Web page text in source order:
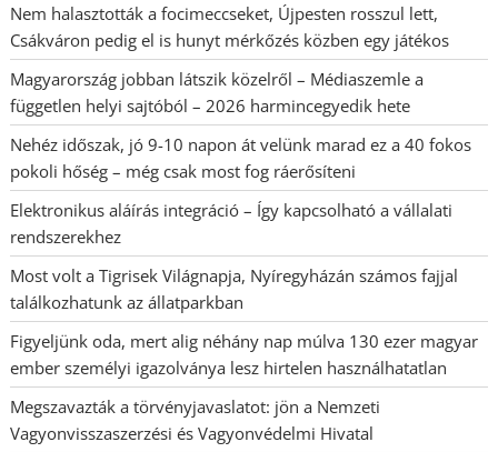
Nem halasztották a focimeccseket, Újpesten rosszul lett,
Csákváron pedig el is hunyt mérkőzés közben egy játékos
Magyarország jobban látszik közelről – Médiaszemle a
független helyi sajtóból – 2026 harmincegyedik hete
Nehéz időszak, jó 9-10 napon át velünk marad ez a 40 fokos
pokoli hőség – még csak most fog ráerősíteni
Elektronikus aláírás integráció – Így kapcsolható a vállalati
rendszerekhez
Most volt a Tigrisek Világnapja, Nyíregyházán számos fajjal
találkozhatunk az állatparkban
Figyeljünk oda, mert alig néhány nap múlva 130 ezer magyar
ember személyi igazolványa lesz hirtelen használhatatlan
Megszavazták a törvényjavaslatot: jön a Nemzeti
Vagyonvisszaszerzési és Vagyonvédelmi Hivatal